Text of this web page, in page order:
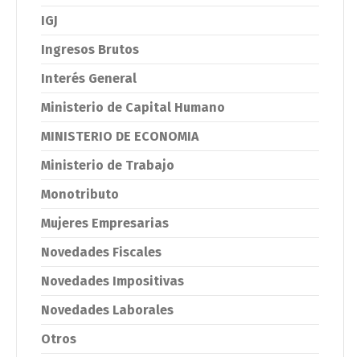
IGJ
Ingresos Brutos
Interés General
Ministerio de Capital Humano
MINISTERIO DE ECONOMIA
Ministerio de Trabajo
Monotributo
Mujeres Empresarias
Novedades Fiscales
Novedades Impositivas
Novedades Laborales
Otros